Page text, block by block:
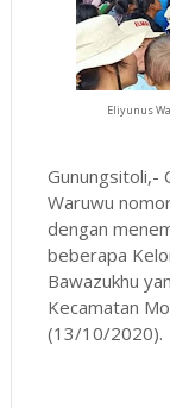
Eliyunus
Gunungsitoli,-
Waruwu
dengan
beberapa
Bawazukhu
Kecamatan
(13/10/2020).